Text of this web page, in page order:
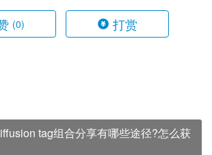
(0) 打赏
tag组合分享有哪些途径?怎么获